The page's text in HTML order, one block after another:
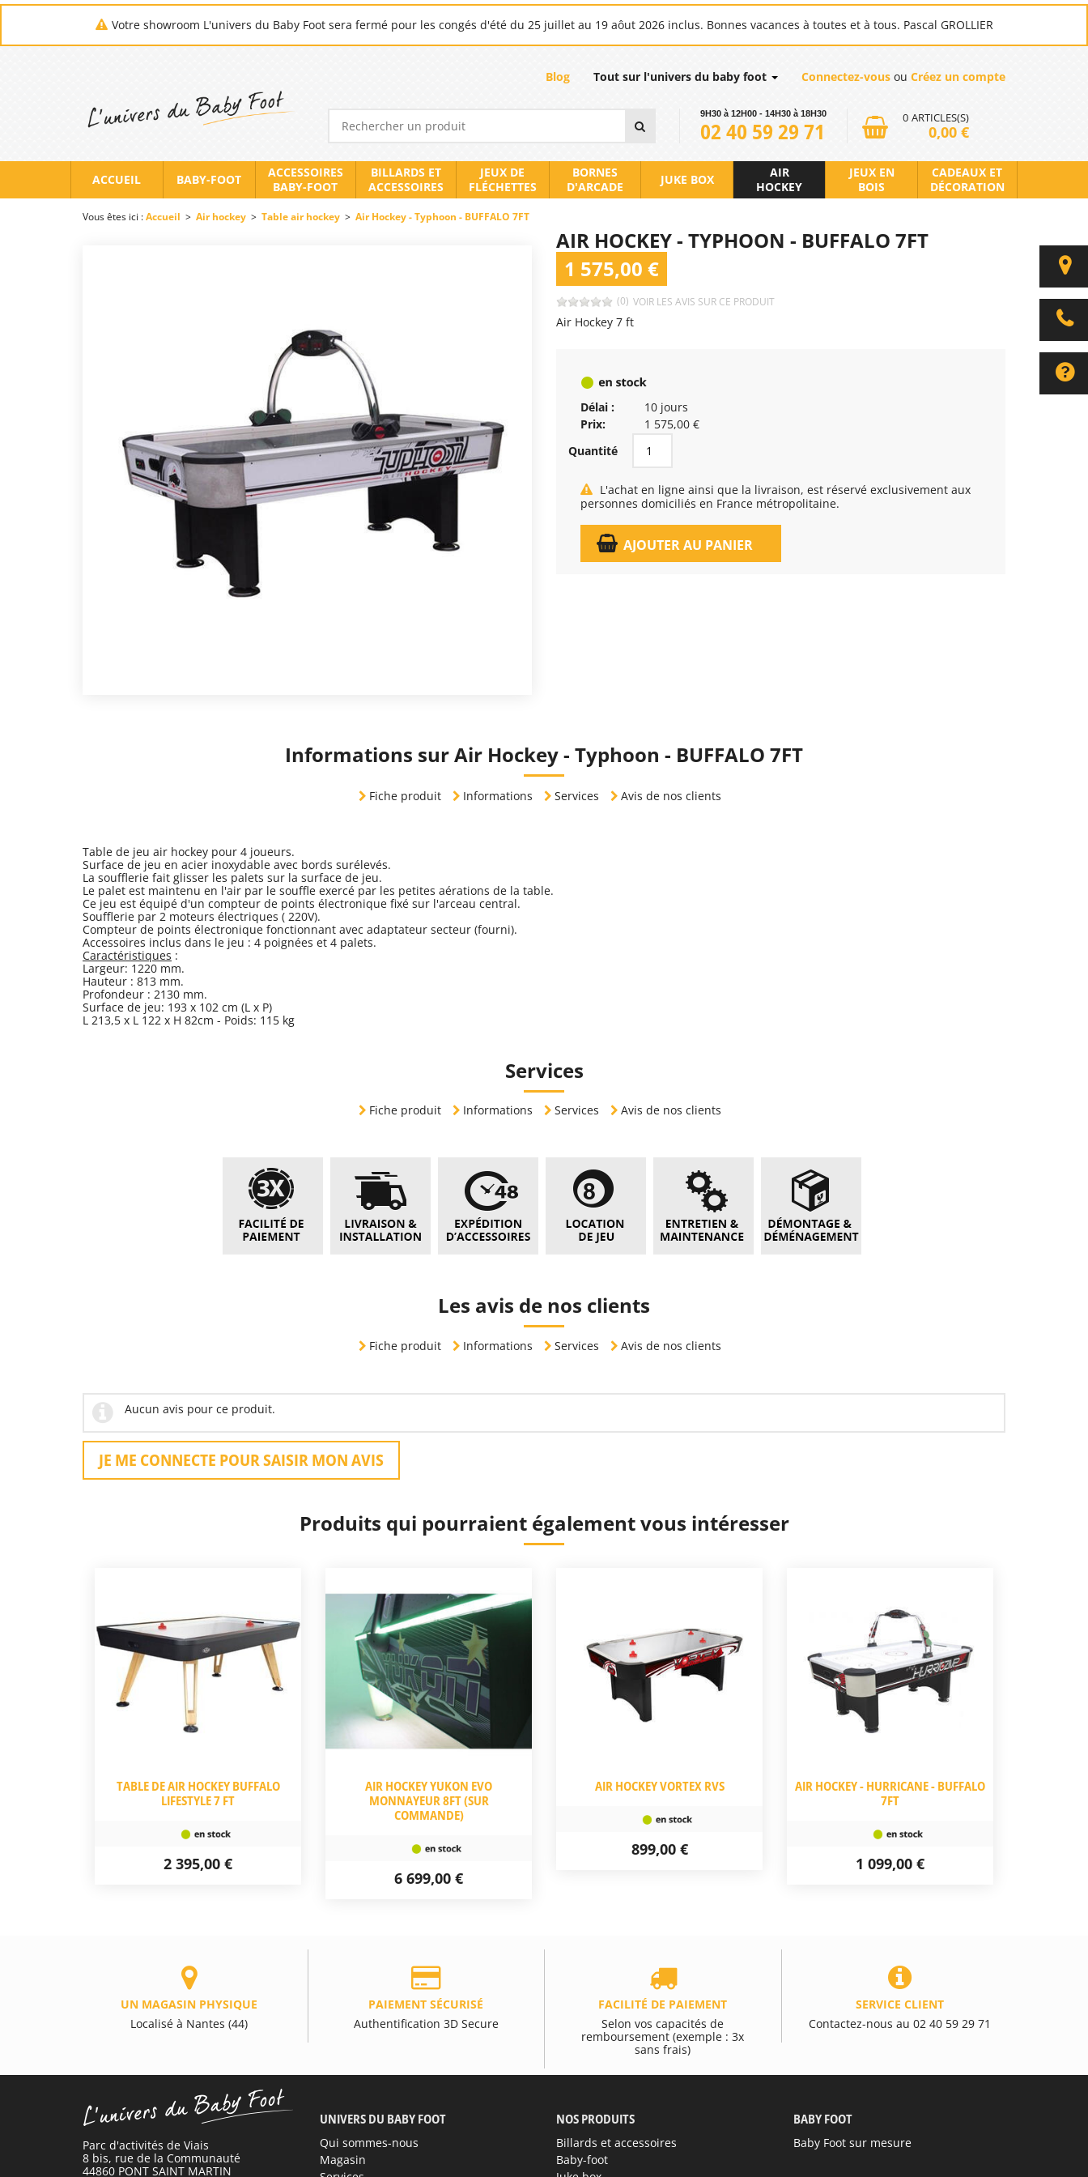
Votre showroom L'univers du Baby Foot sera fermé pour les congés d'été du 25 juillet au 19 aôut 2026 inclus. Bonnes vacances à toutes et à tous. Pascal GROLLIER
Blog Tout sur l'univers du baby foot Connectez-vous ou Créez un compte
9H30 à 12H00 - 14H30 à 18H30
02 40 59 29 71 0 ARTICLES(S)
0,00 €
ACCUEIL BABY-FOOT
ACCESSOIRES
BABY-FOOT
BILLARDS ET
ACCESSOIRES
JEUX DE
FLÉCHETTES
BORNES
D'ARCADE
JUKE BOX
AIR
HOCKEY
JEUX EN
BOIS
CADEAUX ET
DÉCORATION
Vous êtes ici :Accueil > Air hockey > Table air hockey > Air Hockey - Typhoon - BUFFALO 7FT
AIR HOCKEY - TYPHOON - BUFFALO 7FT
1 575,00 €
(0) VOIR LES AVIS SUR CE PRODUIT
Air Hockey 7 ft
Délai :
10 jours
Prix:
1 575,00 €
Quantité
personnes domiciliés en France métropolitaine.
AJOUTER AU PANIER
Informations sur Air Hockey - Typhoon - BUFFALO 7FT
Fiche produit Informations Services Avis de nos clients
Table de jeu air hockey pour 4 joueurs.
Surface de jeu en acier inoxydable avec bords surélevés.
La soufflerie fait glisser les palets sur la surface de jeu.
Le palet est maintenu en l'air par le souffle exercé par les petites aérations de la table.
Ce jeu est équipé d'un compteur de points électronique fixé sur l'arceau central.
Soufflerie par 2 moteurs électriques ( 220V).
Compteur de points électronique fonctionnant avec adaptateur secteur (fourni).
Accessoires inclus dans le jeu : 4 poignées et 4 palets.
Caractéristiques :
Largeur: 1220 mm.
Hauteur : 813 mm.
Profondeur : 2130 mm.
Surface de jeu: 193 x 102 cm (L x P)
L 213,5 x L 122 x H 82cm - Poids: 115 kg
Services
Fiche produit Informations Services Avis de nos clients
Les avis de nos clients
Fiche produit Informations Services Avis de nos clients
Aucun avis pour ce produit.
JE ME CONNECTE POUR SAISIR MON AVIS
Produits qui pourraient également vous intéresser
TABLE DE AIR HOCKEY BUFFALO
LIFESTYLE 7 FT
2 395,00 €
AIR HOCKEY YUKON EVO
MONNAYEUR 8FT (SUR
COMMANDE)
6 699,00 €
AIR HOCKEY VORTEX RVS
899,00 €
AIR HOCKEY - HURRICANE - BUFFALO
7FT
1 099,00 €
UN MAGASIN PHYSIQUE
Localisé à Nantes (44)
PAIEMENT SÉCURISÉ
Authentification 3D Secure
FACILITÉ DE PAIEMENT
Selon vos capacités de
remboursement (exemple : 3x
sans frais)
SERVICE CLIENT
Contactez-nous au 02 40 59 29 71
Parc d'activités de Viais
8 bis, rue de la Communauté
44860 PONT SAINT MARTIN
UNIVERS DU BABY FOOT
Qui sommes-nous
Magasin
NOS PRODUITS
Billards et accessoires
Baby-foot
BABY FOOT
Baby Foot sur mesure